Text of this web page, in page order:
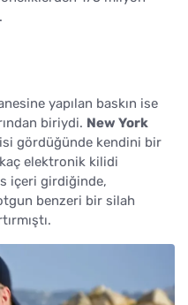
yapılan baskın ise
biriydi. New York
gördüğünde kendini bir
elektronik kilidi
içeri girdiğinde,
benzeri bir silah